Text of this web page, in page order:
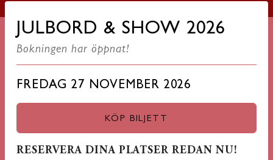
JULBORD & SHOW 2026
Bokningen har öppnat!
FREDAG 27 NOVEMBER 2026
KÖP BILJETT
RESERVERA DINA PLATSER REDAN NU!